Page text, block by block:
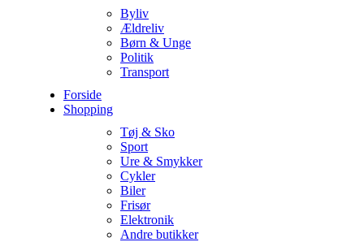
Byliv
Ældreliv
Børn & Unge
Politik
Transport
Forside
Shopping
Tøj & Sko
Sport
Ure & Smykker
Cykler
Biler
Frisør
Elektronik
Andre butikker